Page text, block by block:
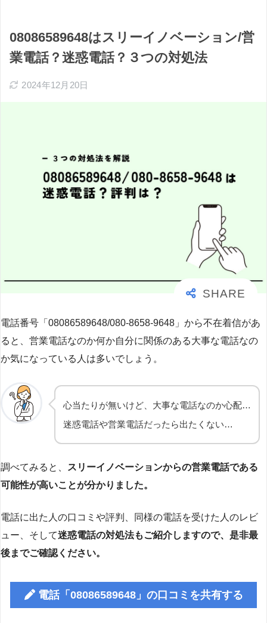
08086589648はスリーイノベーション/営
業電話？迷惑電話？３つの対処法
2024年12月20日
電話番号「08086589648/080-8658-9648」から不在着信があ
ると、営業電話なのか何か自分に関係のある大事な電話なの
か気になっている人は多いでしょう。
心当たりが無いけど、大事な電話なのか心配…
迷惑電話や営業電話だったら出たくない…
調べてみると、
スリーイノベーションからの営業電話である
可能性が高いことが分かりました。
電話に出た人の口コミや評判、同様の電話を受けた人のレビ
ュー、そして迷惑電話の対処法もご紹介しますので、是非最
後までご確認ください。
電話「08086589648」の口コミを共有する